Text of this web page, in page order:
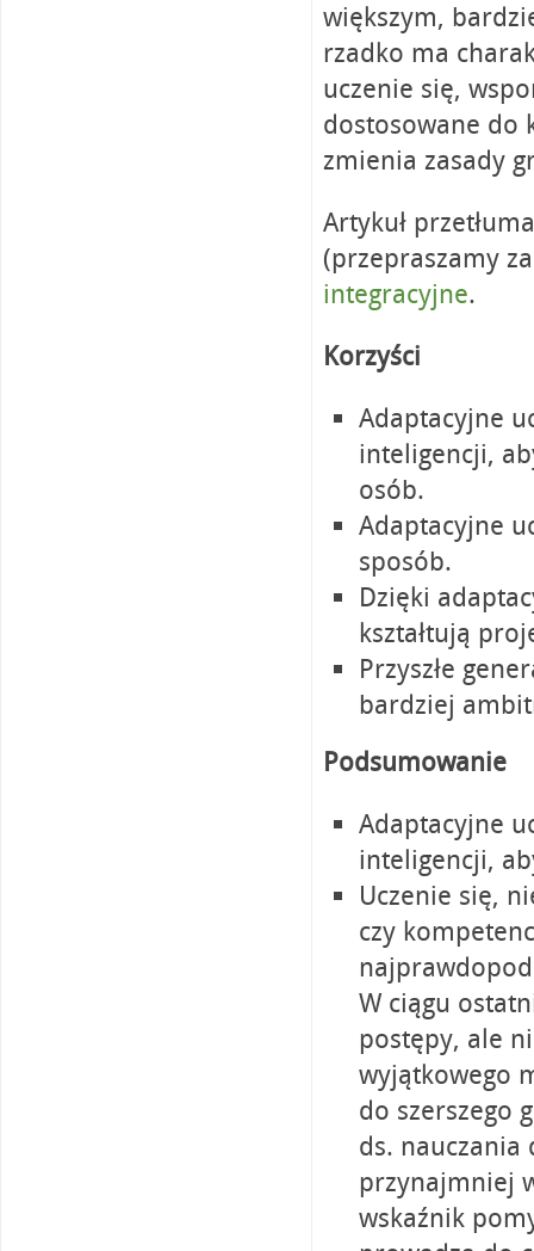
większym,
rzadko ma
uczenie się,
dostosowane do
zmienia zasady
Artykuł
(przepraszamy
integracyjne.
Korzyści
Adaptacyjne
inteligencji,
osób.
Adaptacyjne
sposób.
Dzięki
kształtują
Przyszłe
bardziej
Podsumowanie
Adaptacyjne
inteligencji,
Uczenie się,
czy
W ciągu
postępy, ale
wyjątkowego
do szerszego
ds. nauczania
przynajmniej
wskaźnik